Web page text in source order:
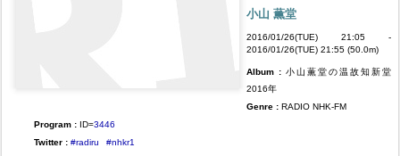
小山 薫堂
2016/01/26(TUE) 21:05 -
2016/01/26(TUE) 21:55 (50.0m)
Album : 小山薫堂の温故知新堂
2016年
Genre : RADIO NHK-FM
Program : ID=3446
Twitter : #radiru #nhkr1